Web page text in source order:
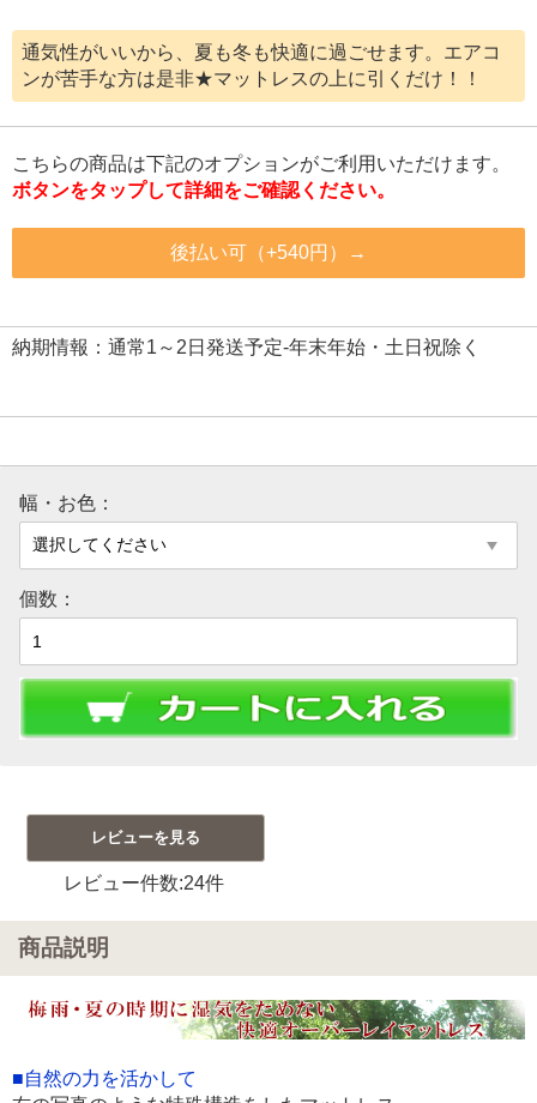
通気性がいいから、夏も冬も快適に過ごせます。エアコ
ンが苦手な方は是非★マットレスの上に引くだけ！！
こちらの商品は下記のオプションがご利用いただけます。
ボタンをタップして詳細をご確認ください。
後払い可（+540円）→
納期情報：通常1～2日発送予定-年末年始・土日祝除く
幅・お色：
個数：
レビュー件数:24件
商品説明
■自然の力を活かして